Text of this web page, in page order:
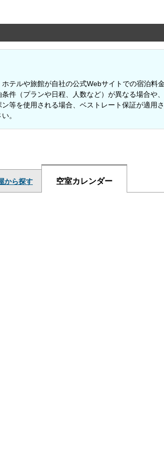
テルや旅館が自社の公式Webサイトでの宿泊料
件（プランや日程、人数など）が異なる場合や、
等を使用される場合、ベストレート保証が適用さ
。
から探す 空室カレンダー